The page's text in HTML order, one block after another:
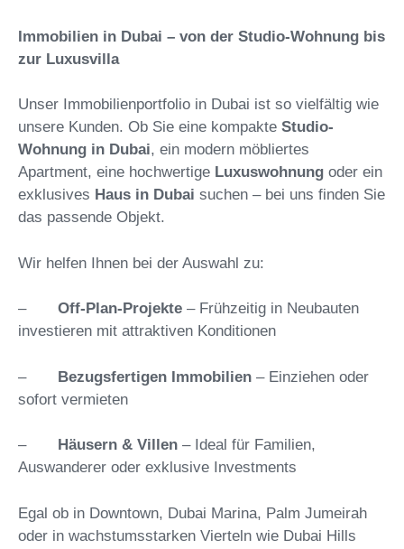
Immobilien in Dubai – von der Studio-Wohnung bis
zur Luxusvilla
Unser Immobilienportfolio in Dubai ist so vielfältig wie
unsere Kunden. Ob Sie eine kompakte Studio-
Wohnung in Dubai, ein modern möbliertes
Apartment, eine hochwertige Luxuswohnung oder ein
exklusives Haus in Dubai suchen – bei uns finden Sie
das passende Objekt.
Wir helfen Ihnen bei der Auswahl zu:
– Off-Plan-Projekte – Frühzeitig in Neubauten
investieren mit attraktiven Konditionen
– Bezugsfertigen Immobilien – Einziehen oder
sofort vermieten
– Häusern & Villen – Ideal für Familien,
Auswanderer oder exklusive Investments
Egal ob in Downtown, Dubai Marina, Palm Jumeirah
oder in wachstumsstarken Vierteln wie Dubai Hills